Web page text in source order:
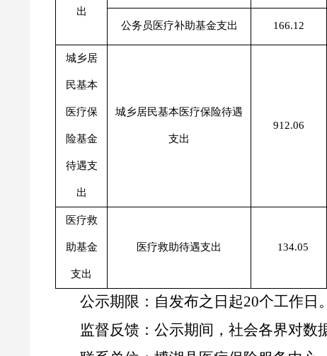
出
公务员医疗补助基金支出 166.12
城乡居
民基本
医疗保
险基金
待遇支
出
城乡居民基本医疗保险待遇
支出
912.06
医疗救
助基金
支出
医疗救助待遇支出 134.05
公示期限：自发布之日起20个工作日。
监督反馈：公示期间，社会各界对数